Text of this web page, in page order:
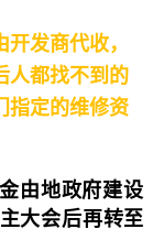
发商代收，
人都找不到的
指定的维修资
由地政府建设
大会后再转至